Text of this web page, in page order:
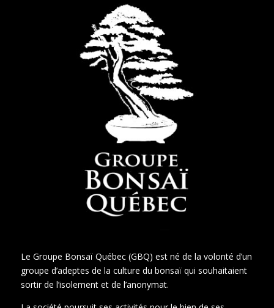
Le Groupe Bonsaï Québec (GBQ) est né de la volonté d’un
groupe d’adeptes de la culture du bonsaï qui souhaitaient
sortir de l’isolement et de l’anonymat.